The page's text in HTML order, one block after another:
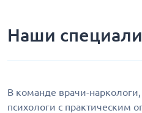
Наши
В команде врачи-
психологи с практическим